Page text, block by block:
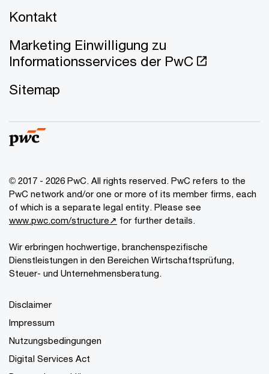
Kontakt
Marketing Einwilligung zu
Informationsservices der PwC
Sitemap
© 2017 - 2026 PwC. All rights reserved. PwC refers to the
PwC network and/or one or more of its member firms, each
of which is a separate legal entity. Please see
www.pwc.com/structure↗ for further details.
Wir erbringen hochwertige, branchenspezifische
Dienstleistungen in den Bereichen Wirtschaftsprüfung,
Steuer- und Unternehmensberatung.
Disclaimer
Impressum
Nutzungsbedingungen
Digital Services Act